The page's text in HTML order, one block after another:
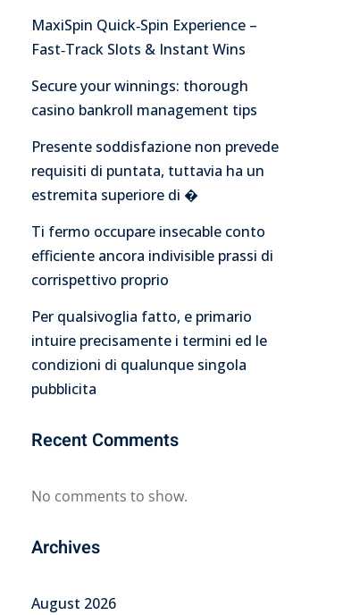
MaxiSpin Quick‑Spin Experience –
Fast‑Track Slots & Instant Wins
Secure your winnings: thorough
casino bankroll management tips
Presente soddisfazione non prevede
requisiti di puntata, tuttavia ha un
estremita superiore di �
Ti fermo occupare insecable conto
efficiente ancora indivisible prassi di
corrispettivo proprio
Per qualsivoglia fatto, e primario
intuire precisamente i termini ed le
condizioni di qualunque singola
pubblicita
Recent Comments
No comments to show.
Archives
August 2026